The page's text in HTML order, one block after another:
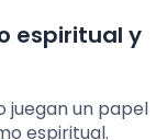
espiritual y
juegan un papel
espiritual.